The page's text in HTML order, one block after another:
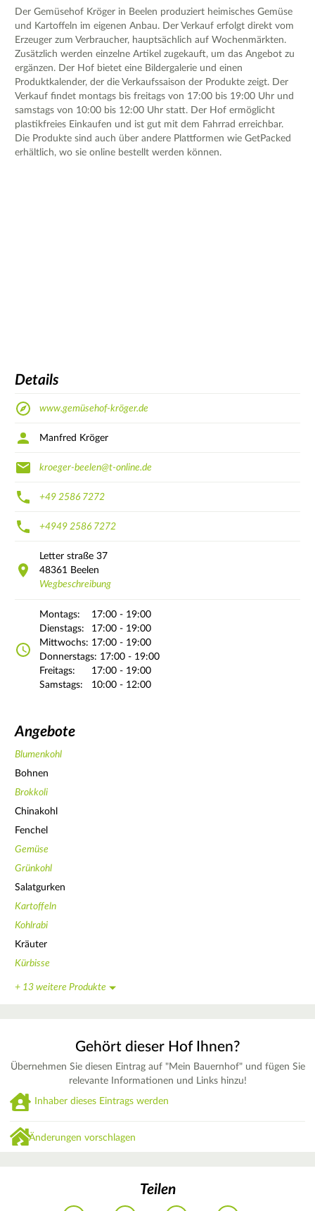
Der Gemüsehof Kröger in Beelen produziert heimisches Gemüse
und Kartoffeln im eigenen Anbau. Der Verkauf erfolgt direkt vom
Erzeuger zum Verbraucher, hauptsächlich auf Wochenmärkten.
Zusätzlich werden einzelne Artikel zugekauft, um das Angebot zu
ergänzen. Der Hof bietet eine Bildergalerie und einen
Produktkalender, der die Verkaufssaison der Produkte zeigt. Der
Verkauf findet montags bis freitags von 17:00 bis 19:00 Uhr und
samstags von 10:00 bis 12:00 Uhr statt. Der Hof ermöglicht
plastikfreies Einkaufen und ist gut mit dem Fahrrad erreichbar.
Die Produkte sind auch über andere Plattformen wie GetPacked
erhältlich, wo sie online bestellt werden können.
Details
www.gemüsehof-kröger.de
Manfred Kröger
kroeger-beelen@t-online.de
+49 2586 7272
+4949 2586 7272
Letter straße 37
48361
Beelen
Wegbeschreibung
Montags:
17:00 - 19:00
Dienstags:
17:00 - 19:00
Mittwochs: 17:00 - 19:00
Donnerstags: 17:00 - 19:00
Freitags:
17:00 - 19:00
Samstags:
10:00 - 12:00
Angebote
Blumenkohl
Bohnen
Brokkoli
Chinakohl
Fenchel
Gemüse
Grünkohl
Salatgurken
Kartoffeln
Kohlrabi
Kräuter
Kürbisse
+ 13 weitere Produkte
Gehört dieser Hof Ihnen?
Übernehmen Sie diesen Eintrag auf "Mein Bauernhof" und fügen Sie
relevante Informationen und Links hinzu!
Inhaber dieses Eintrags werden
Änderungen vorschlagen
Teilen